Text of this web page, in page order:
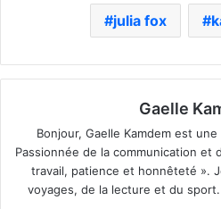
julia fox
Gaelle
Bonjour, Gaelle Kamdem est
Passionnée de la communication et
travail, patience et honnêteté ».
voyages, de la lecture et du sport.